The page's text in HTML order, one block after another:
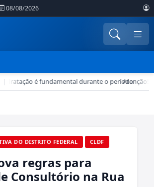
08/08/2026
|
hidratação é fundamental durante o período
• Atenção!
DO DISTRITO FEDERAL CLDF
regras para
Consultório na Rua